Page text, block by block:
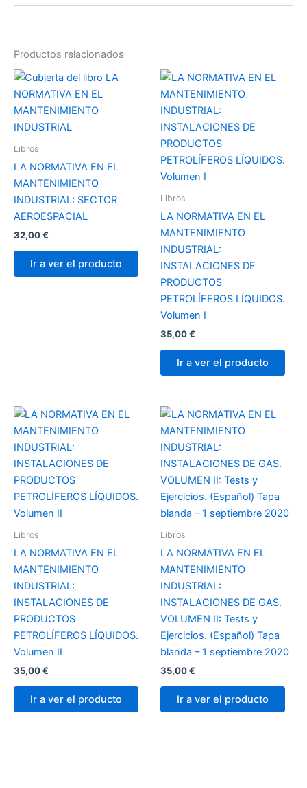
Productos relacionados
Libros
LA NORMATIVA EN EL
MANTENIMIENTO
INDUSTRIAL: SECTOR
AEROESPACIAL
32,00€
Ir a ver el producto
Libros
LA NORMATIVA EN EL
MANTENIMIENTO
INDUSTRIAL:
INSTALACIONES DE
PRODUCTOS
PETROLÍFEROS LÍQUIDOS.
Volumen I
35,00€
Ir a ver el producto
Libros
LA NORMATIVA EN EL
MANTENIMIENTO
INDUSTRIAL:
INSTALACIONES DE
PRODUCTOS
PETROLÍFEROS LÍQUIDOS.
Volumen II
35,00€
Ir a ver el producto
Libros
LA NORMATIVA EN EL
MANTENIMIENTO
INDUSTRIAL:
INSTALACIONES DE GAS.
VOLUMEN II: Tests y
Ejercicios. (Español) Tapa
blanda – 1 septiembre 2020
35,00€
Ir a ver el producto